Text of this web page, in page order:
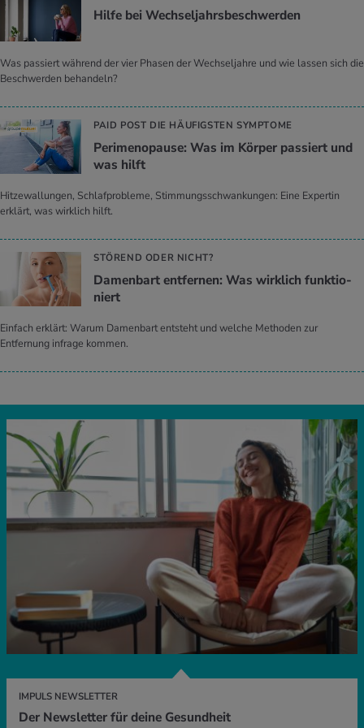
Hilfe bei Wech­sel­jahrs­be­schwer­den
Was passiert während der vier Phasen der Wechseljahre und wie lassen sich die
Beschwerden behandeln?
PAID POST DIE HÄUFIGSTEN SYMPTOME
Pe­ri­me­no­pau­se: Was im Kör­per pas­siert und
was hilft
Hitzewallungen, Schlafprobleme, Stimmungsschwankungen: Eine Expertin
erklärt, was wirklich hilft.
STÖREND ODER NICHT?
Da­men­bart ent­fer­nen: Was wirk­lich funk­tio­
niert
Einfach erklärt: Warum Damenbart entsteht und welche Methoden zur
Entfernung infrage kommen.
IMPULS NEWSLETTER
Der Newsletter für deine Gesundheit